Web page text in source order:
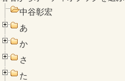
中谷彰宏
あ
か
さ
た